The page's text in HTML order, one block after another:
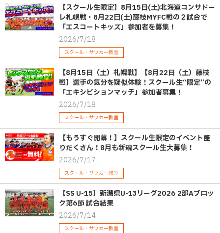
【スクール生限定】8月15日(土)北海道コンサドー
レ札幌戦・8月22日(土)藤枝MYFC戦の２試合で
「エスコートキッズ」参加者を募集！
2026/7/18
スクール・サッカー教室
【8月15日（土）札幌戦】【8月22日（土）藤枝
戦】選手の気分を疑似体験！スクール生“限定”の
「エキシビションマッチ」参加者募集！
2026/7/18
スクール・サッカー教室
【もうすぐ開幕！】スクール生限定のイベント盛
りだくさん！8月も新規スクール生大募集！
2026/7/17
スクール・サッカー教室
【SS U-15】新潟県U-13リーグ2026 2部Aブロッ
ク第6節 試合結果
2026/7/14
スクール・サッカー教室